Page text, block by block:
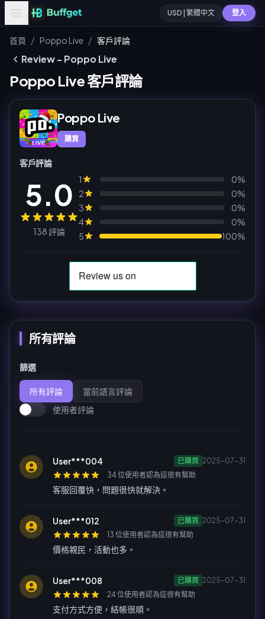
USD | 繁體中文 登入
首頁 / Poppo Live / 客戶評論
Review - Poppo Live
Poppo Live 客戶評論
Poppo Live
購買
客戶評論
5.0
138 評論
1
0%
2
0%
3
0%
4
0%
5
100%
所有評論
篩選
所有評論
當前語言評論
使用者評論
User***004 已購買 2025-07-31
34 位使用者認為這很有幫助
客服回覆快，問題很快就解決。
User***012 已購買 2025-07-31
13 位使用者認為這很有幫助
價格親民，活動也多。
User***008 已購買 2025-07-31
24 位使用者認為這很有幫助
支付方式方便，結帳很順。